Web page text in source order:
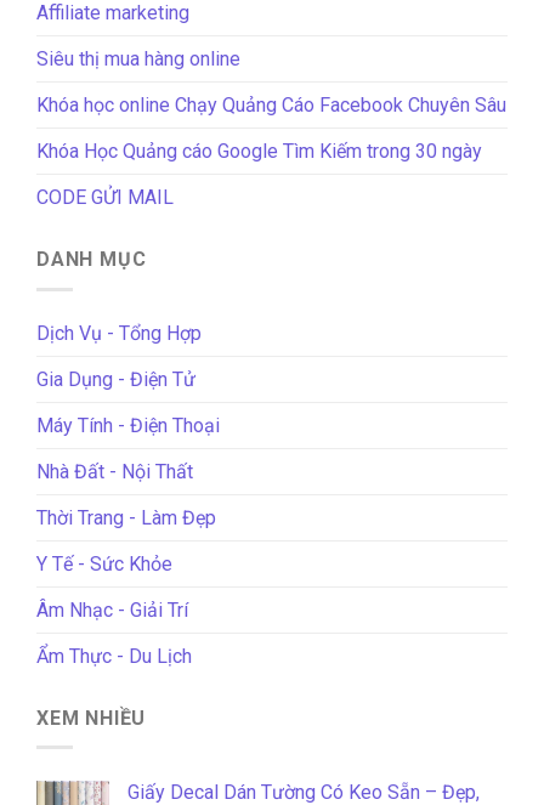
Affiliate marketing
Siêu thị mua hàng online
Khóa học online Chạy Quảng Cáo Facebook Chuyên Sâu
Khóa Học Quảng cáo Google Tìm Kiếm trong 30 ngày
CODE GỬI MAIL
DANH MỤC
Dịch Vụ - Tổng Hợp
Gia Dụng - Điện Tử
Máy Tính - Điện Thoại
Nhà Đất - Nội Thất
Thời Trang - Làm Đẹp
Y Tế - Sức Khỏe
Âm Nhạc - Giải Trí
Ẩm Thực - Du Lịch
XEM NHIỀU
Giấy Decal Dán Tường Có Keo Sẵn – Đẹp,